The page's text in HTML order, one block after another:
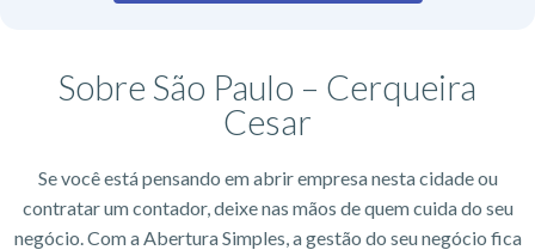
Sobre São Paulo – Cerqueira
Cesar
Se você está pensando em abrir empresa nesta cidade ou
contratar um contador, deixe nas mãos de quem cuida do seu
negócio. Com a Abertura Simples, a gestão do seu negócio fica